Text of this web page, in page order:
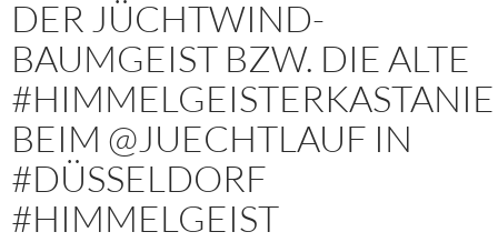
DER JÜCHTWIND-
BAUMGEIST BZW. DIE ALTE
#HIMMELGEISTERKASTANIE
BEIM @JUECHTLAUF IN
#DÜSSELDORF
#HIMMELGEIST